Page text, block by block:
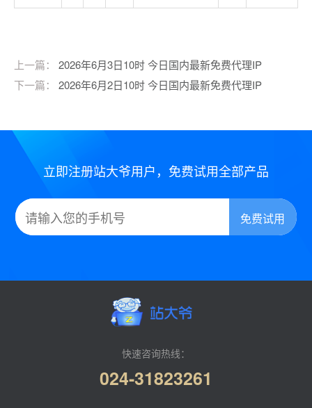
上一篇： 2026年6月3日10时 今日国内最新免费代理IP
下一篇： 2026年6月2日10时 今日国内最新免费代理IP
立即注册站大爷用户，免费试用全部产品
快速咨询热线：
024-31823261